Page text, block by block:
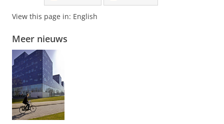
View this page in: English
Meer nieuws